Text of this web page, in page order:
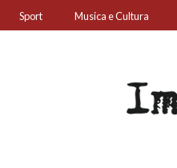
Sport Musica e Cultura